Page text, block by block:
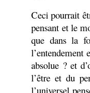
Ceci pourrait
pensant et le
que dans la
l’entendement
absolue ? et
l’être et du
l’universel